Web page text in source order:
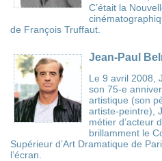
C’était la
de François Truffaut.
Jean-Paul
Le 9 avril 2008,
son 75-e
artistique (son
artiste-peintre),
métier d’acteur
brillamment le
Supérieur d’Art Dramatique de
l’écran.